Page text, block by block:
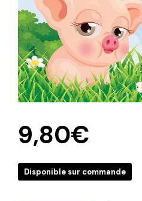
9,80€
Disponible sur commande